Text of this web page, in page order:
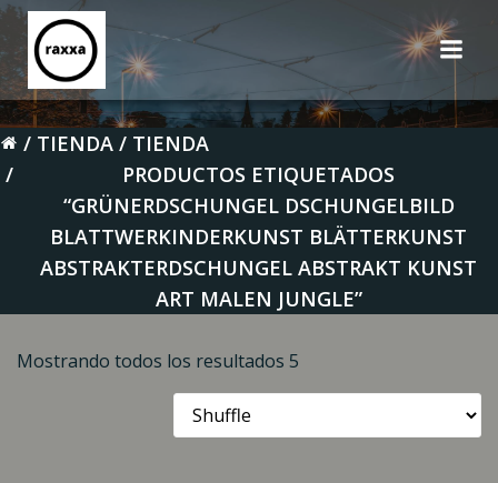
contenido
TIENDA
TIENDA
PRODUCTOS ETIQUETADOS
“GRÜNERDSCHUNGEL DSCHUNGELBILD
BLATTWERKINDERKUNST BLÄTTERKUNST
ABSTRAKTERDSCHUNGEL ABSTRAKT KUNST
ART MALEN JUNGLE”
Mostrando todos los resultados 5